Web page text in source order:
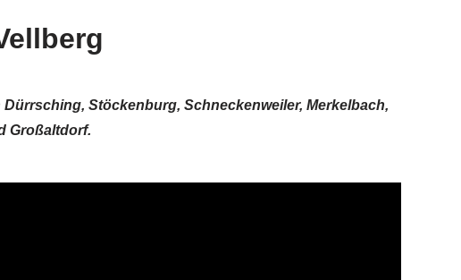
Stöckenburg, Schneckenweiler, Merkelbach,
Großaltdorf.